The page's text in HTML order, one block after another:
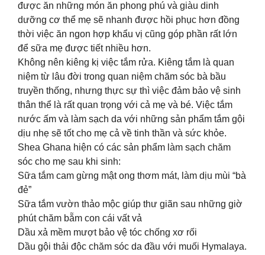
được ăn những món ăn phong phú và giàu dinh
dưỡng cơ thể mẹ sẽ nhanh được hồi phục hơn đồng
thời việc ăn ngon hợp khẩu vị cũng góp phần rất lớn
để sữa mẹ được tiết nhiều hơn.
Không nên kiêng kị việc tắm rửa. Kiêng tắm là quan
niệm từ lâu đời trong quan niệm chăm sóc bà bầu
truyền thống, nhưng thực sự thì việc đảm bảo vệ sinh
thân thể là rất quan trọng với cả mẹ và bé. Việc tắm
nước ấm và làm sạch da với những sản phẩm tắm gội
dịu nhẹ sẽ tốt cho mẹ cả về tinh thần và sức khỏe.
Shea Ghana hiện có các sản phẩm làm sạch chăm
sóc cho mẹ sau khi sinh:
Sữa tắm cam gừng mật ong thơm mát, làm dịu mùi “bà
đẻ”
Sữa tắm vườn thảo mộc giúp thư giãn sau những giờ
phút chăm bẵm con cái vất vả
Dầu xả mềm mượt bảo vệ tóc chống xơ rối
Dầu gội thải độc chăm sóc da đầu với muối Hymalaya.